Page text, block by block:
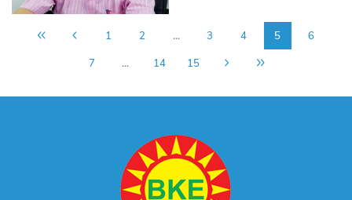
1 2 ... 3 4 5 6
7 ... 14 15